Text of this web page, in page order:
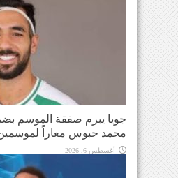
جويا يبرم صفقة الموسم
محمد حبوس معاراً
أغسطس 6, 2026